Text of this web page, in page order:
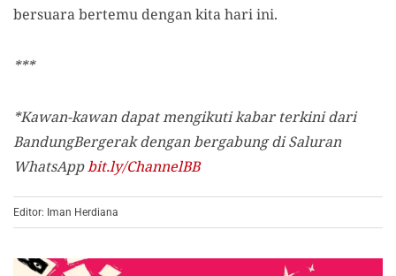
bersuara bertemu dengan kita hari ini.
***
*Kawan-kawan dapat mengikuti kabar terkini dari
BandungBergerak dengan bergabung di Saluran
WhatsAppbit.ly/ChannelBB
Editor: Iman Herdiana